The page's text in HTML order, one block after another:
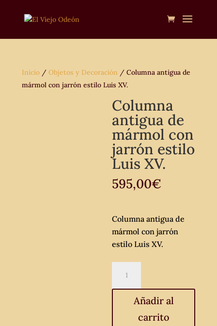
Inicio/ Objetos y Decoración / Columna antigua de
mármol con jarrón estilo Luis XV.
Columna
antigua de
mármol con
jarrón estilo
Luis XV.
595,00€
Columna antigua de
mármol con jarrón
estilo Luis XV.
antigua
de
mármolAñadir al
carrito